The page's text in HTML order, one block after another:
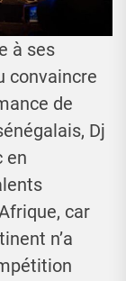
à ses
convaincre
de
Dj
en
car
n’a